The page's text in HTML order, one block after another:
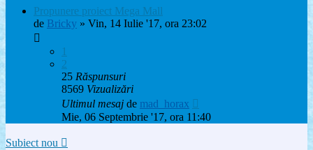
Propunere proiect Mega Mall
de Bricky » Vin, 14 Iulie '17, ora 23:02
1
2
25 Răspunsuri
8569 Vizualizări
Ultimul mesaj de mad_horax
Mie, 06 Septembrie '17, ora 11:40
Subiect nou